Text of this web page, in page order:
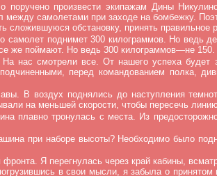
поручено произвести экипажам Дины
самолетами при заходе на бомбежку.
сложившуюся обстановку, принять правильное
поднимет 300 килограммов. Но ведь
же поймают. Но ведь 300 килограммов—не
нас смотрели все. От нашего успеха
перед командованием полка,
В воздух поднялись до наступления
на меньшей скорости, чтобы пересечь
плавно тронулась с места. Из
при наборе высоты? Необходимо было
Я перегнулась через край кабины,
в свои мысли, я забыла о